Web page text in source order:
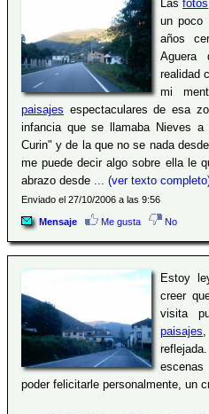
Lasfotos
un
años
Aguera
realidad
mi
paisajes espectaculares de esa
infancia que se llamaba Nieves
Curin" y de la que no se nada
me puede decir algo sobre ella le
abrazo desde
... (ver texto
Enviado el 27/10/2006 a las 9:56
Mensaje Me gusta No
Estoy
creer
visita
paisajes
poder felicitarle personalmente, un